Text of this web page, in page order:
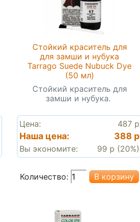
Стойкий краситель для
для замши и нубука
Tarrago Suede Nubuck Dye
(50 мл)
Стойкий краситель для
замши и нубука.
Цена: 487 р
Наша цена: 388 р
Вы экономите: 99 р (20%)
Количество: